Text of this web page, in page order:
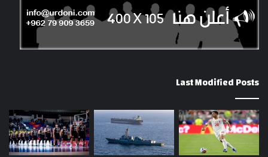
Last Modified Posts